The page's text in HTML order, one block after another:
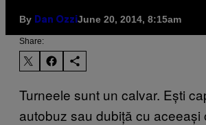
By Dan OzziJune 20, 2014, 8:15am
Share:
Turneele sunt un calvar. Ești
autobuz sau dubiță cu aceeași